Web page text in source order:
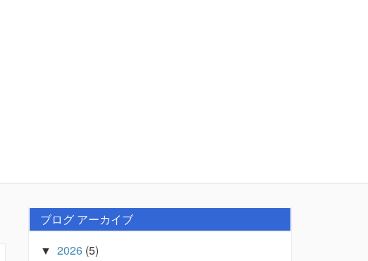
ブログ アーカイブ
▼ 2026 (5)